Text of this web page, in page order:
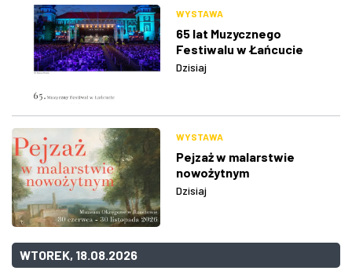
WYSTAWA
65 lat Muzycznego
Festiwalu w Łańcucie
Dzisiaj
WYSTAWA
Pejzaż w malarstwie
nowożytnym
Dzisiaj
WTOREK, 18.08.2026